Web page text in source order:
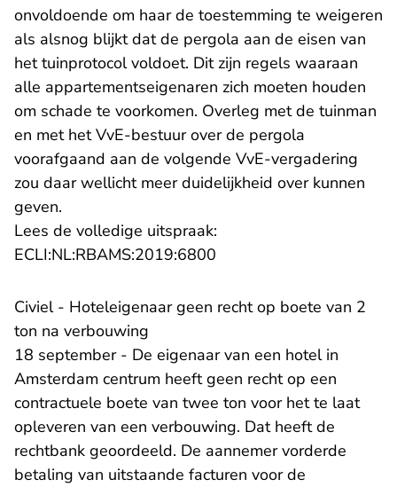
onvoldoende om haar de toestemming te weigeren
als alsnog blijkt dat de pergola aan de eisen van
het tuinprotocol voldoet. Dit zijn regels waaraan
alle appartementseigenaren zich moeten houden
om schade te voorkomen. Overleg met de tuinman
en met het VvE-bestuur over de pergola
voorafgaand aan de volgende VvE-vergadering
zou daar wellicht meer duidelijkheid over kunnen
geven.
Lees de volledige uitspraak:
ECLI:NL:RBAMS:2019:6800
Civiel - Hoteleigenaar geen recht op boete van 2
ton na verbouwing
18 september - De eigenaar van een hotel in
Amsterdam centrum heeft geen recht op een
contractuele boete van twee ton voor het te laat
opleveren van een verbouwing. Dat heeft de
rechtbank geoordeeld. De aannemer vorderde
betaling van uitstaande facturen voor de